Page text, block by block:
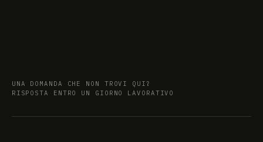
UNA DOMANDA CHE NON TROVI QUI?
RISPOSTA ENTRO UN GIORNO LAVORATIVO